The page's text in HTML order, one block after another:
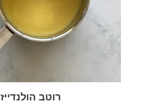
רוטב הולנדייז